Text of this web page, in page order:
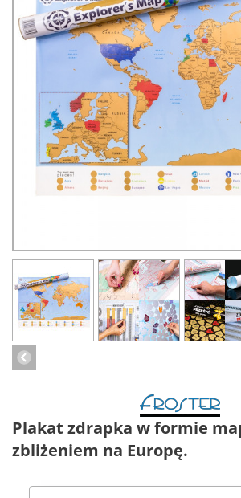
Plakat zdrapka w formie
zbliżeniem na Europę.